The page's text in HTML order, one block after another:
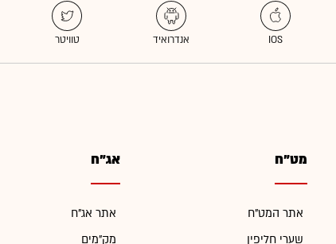
מט"ח
אתר המט"ח
שערי חליפין
אג"ח
אתר אג"ח
מק"מים